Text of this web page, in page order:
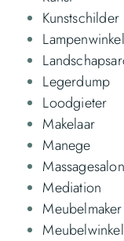
Kunstschilder
Lampenwinkel
Legerdump
Loodgieter
Makelaar
Manege
Massagesalon
Mediation
Meubelmaker